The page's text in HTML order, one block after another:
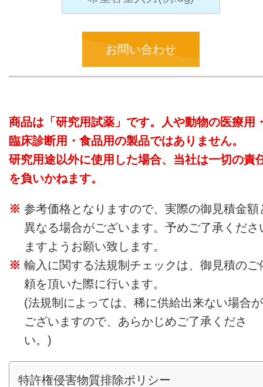
お問い合わせ
商品は「研究用試薬」です。人や動物の医療用
臨床診断用・食品用の製品ではありません。
研究用途以外に使用した場合、当社は一切の責
を負いかねます。
参考価格となりますので、実際の御見積金額
異なる場合がございます。予めご了承くださ
ますようお願い致します。
輸入に関する法規制チェックは、御見積のご
頼を頂いた際に行います。
(法規制によっては、稀に供給出来ない場合が
ございますので、あらかじめご了承くださ
い。)
特許権侵害物質排除ポリシー